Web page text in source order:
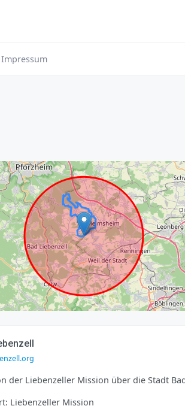
Impressum
der Liebenzeller Mission über die Stadt
Liebenzeller Mission